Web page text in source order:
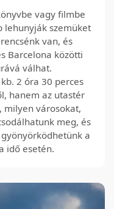
vagy filmbe
lehunyják szemüket
van, és
Barcelona közötti
válhat.
2 óra 30 perces
hanem az utastér
milyen városokat,
meg, és
a
idő esetén.